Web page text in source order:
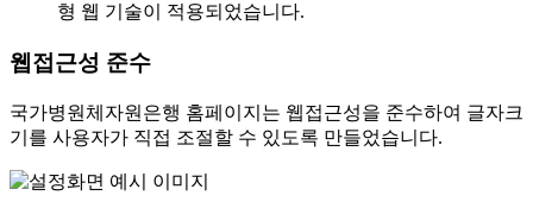
형 웹 기술이 적용되었습니다.
웹접근성 준수
국가병원체자원은행 홈페이지는 웹접근성을 준수하여 글자크
기를 사용자가 직접 조절할 수 있도록 만들었습니다.